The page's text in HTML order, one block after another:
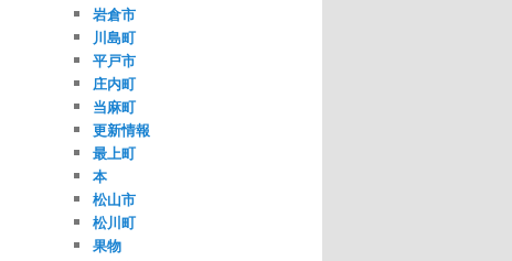
岩倉市
川島町
平戸市
庄内町
当麻町
更新情報
最上町
本
松山市
松川町
果物